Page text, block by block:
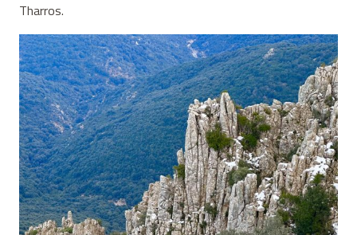
Tharros.